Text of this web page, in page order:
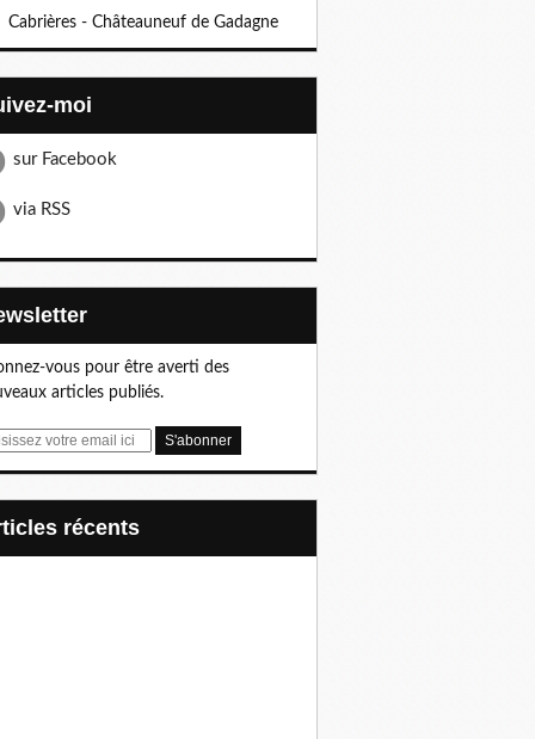
Cabrières - Châteauneuf de Gadagne
moi
sur Facebook
via RSS
vous pour être averti des
articles publiés.
récents